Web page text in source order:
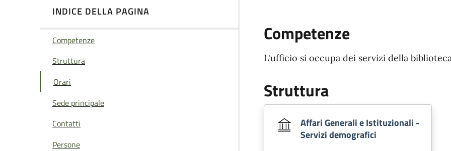
INDICE DELLA PAGINA
Competenze
Struttura
Orari
Sede principale
Contatti
Persone
Competenze
L'ufficio si occupa dei servizi della
Struttura
Affari Generali e Istituzionali -
Servizi demografici